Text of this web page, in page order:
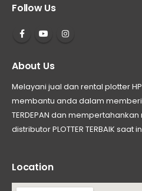
Follow Us
About Us
Melayani jual dan rental plotter
membantu anda dalam
TERDEPAN dan
distributor PLOTTER TERBAIK saat
Location